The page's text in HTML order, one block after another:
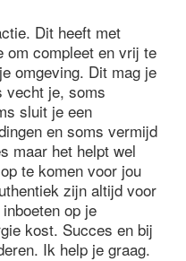
Dit heeft met
om compleet en vrij te
omgeving. Dit mag je
vecht je, soms
sluit je een
en soms vermijd
maar het helpt wel
te komen voor jou
zijn altijd voor
op je
kost. Succes en bij
Ik help je graag.